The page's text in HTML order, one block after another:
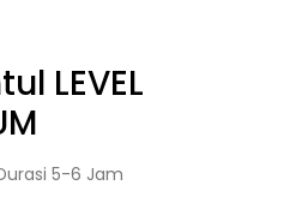
LEVEL
5-6 Jam